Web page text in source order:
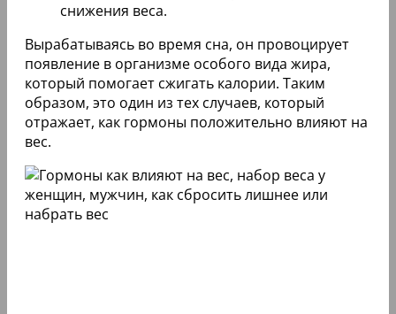
снижения веса.
Вырабатываясь во время сна, он провоцирует
появление в организме особого вида жира,
который помогает сжигать калории. Таким
образом, это один из тех случаев, который
отражает, как гормоны положительно влияют на
вес.